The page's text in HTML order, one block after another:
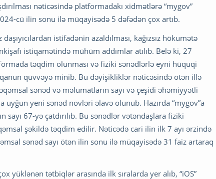
nəticəsində platformadakı xidmətlərə “mygov”
cü ilin sonu ilə müqayisədə 5 dəfədən çox artıb.
istifadənin azaldılması, kağızsız hökumətə
istiqamətində mühüm addımlar atılıb. Belə ki, 27
təqdim olunması və fiziki sənədlərlə eyni hüquqi
qüvvəyə minib. Bu dəyişikliklər nəticəsində ötən illə
sənəd və məlumatların sayı və çeşidi əhəmiyyətli
uyğun yeni sənəd növləri əlavə olunub. Hazırda “mygov”a
67-yə çatdırılıb. Bu sənədlər vətəndaşlara fiziki
şəkildə təqdim edilir. Nəticədə cari ilin ilk 7 ayı ərzində
sənəd sayı ötən ilin sonu ilə müqayisədə 31 faiz artaraq
yüklənən tətbiqlər arasında ilk sıralarda yer alıb, “iOS”